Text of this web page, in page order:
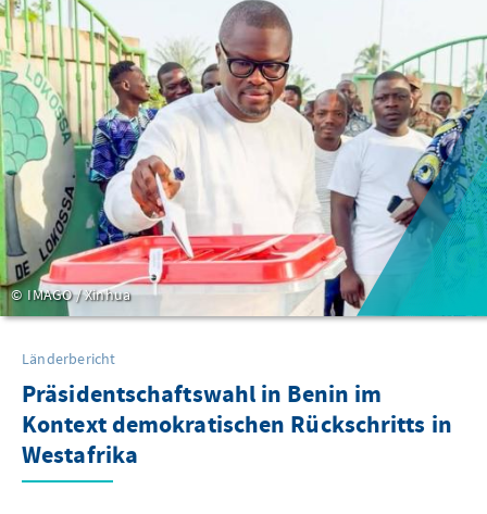
IMAGO / Xinhua
Länderbericht
Präsidentschaftswahl in Benin im
Kontext demokratischen Rückschritts in
Westafrika